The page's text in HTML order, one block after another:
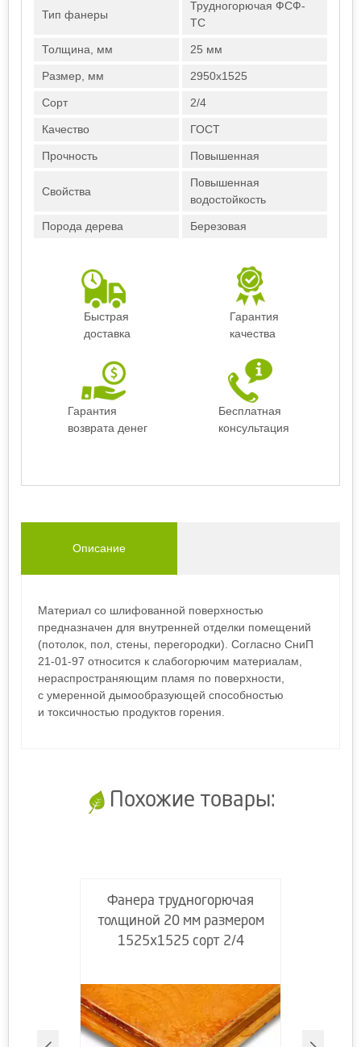
Тип фанеры
Трудногорючая ФСФ-
ТС
Толщина, мм 25 мм
Размер, мм 2950х1525
Сорт 2/4
Качество ГОСТ
Прочность Повышенная
Свойства
Повышенная
водостойкость
Порода дерева Березовая
Быстрая
доставка
Гарантия
качества
Гарантия
возврата денег
Бесплатная
консультация
Описание
Материал со шлифованной поверхностью
предназначен для внутренней отделки помещений
(потолок, пол, стены, перегородки). Согласно СниП
21-01-97 относится к слабогорючим материалам,
нераспространяющим пламя по поверхности,
с умеренной дымообразующей способностью
и токсичностью продуктов горения.
Похожие товары:
Фанера трудногорючая
толщиной 20 мм размером
1525х1525 сорт 2/4